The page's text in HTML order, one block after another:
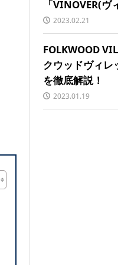
「VINOVER(ヴ
2023.02.21
FOLKWOOD
クウッドヴィレ
を徹底解説！
2023.01.19